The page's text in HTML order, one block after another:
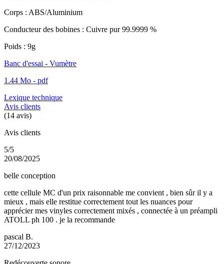
Corps : ABS/Aluminium
Conducteur des bobines : Cuivre pur 99.9999 %
Poids : 9g
Banc d'essai - Vumètre
1.44 Mo - pdf
Lexique technique
Avis clients
(14 avis)
Avis clients
5/5
20/08/2025
belle conception
cette cellule MC d'un prix raisonnable me convient , bien sûr il y a
mieux , mais elle restitue correctement tout les nuances pour
apprécier mes vinyles correctement mixés , connectée à un préampli
ATOLL ph 100 . je la recommande
pascal B.
27/12/2023